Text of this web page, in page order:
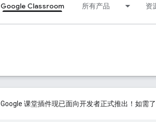
Google Classroom 所有产品 资
Google 课堂插件现已面向开发者正式推出！如需